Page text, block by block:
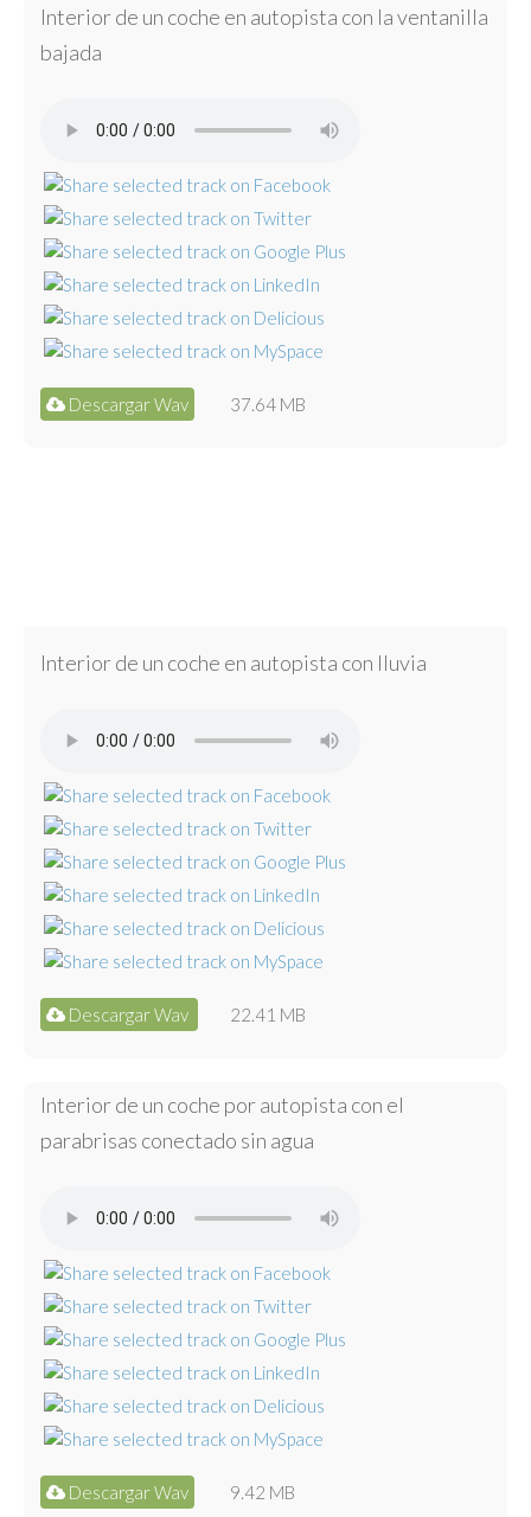
Interior de un coche en autopista con la ventanilla
bajada
Descargar Wav 37.64 MB
Interior de un coche en autopista con lluvia
Descargar Wav 22.41 MB
Interior de un coche por autopista con el
parabrisas conectado sin agua
Descargar Wav 9.42 MB